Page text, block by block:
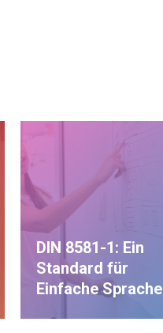
DIN 8581-1: Ein
Standard für
Einfache Sprache